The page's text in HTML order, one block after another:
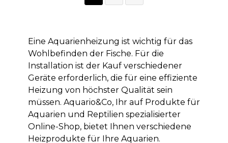
Eine Aquarienheizung ist wichtig für das
Wohlbefinden der Fische. Für die
Installation ist der Kauf verschiedener
Geräte erforderlich, die für eine effiziente
Heizung von höchster Qualität sein
müssen. Aquario&Co, Ihr auf Produkte für
Aquarien und Reptilien spezialisierter
Online-Shop, bietet Ihnen verschiedene
Heizprodukte für Ihre Aquarien.